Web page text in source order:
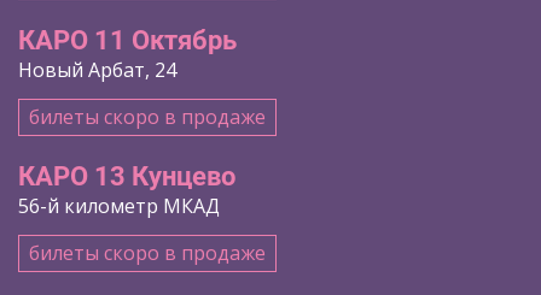
КАРО 11 Октябрь
Новый Арбат, 24
билеты скоро в продаже
КАРО 13 Кунцево
56-й километр МКАД
билеты скоро в продаже